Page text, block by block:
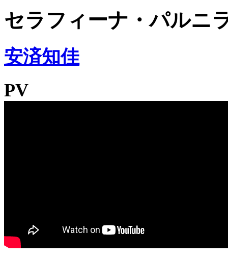
セラフィーナ・パルニ
安済知佳
PV